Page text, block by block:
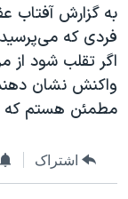
به گزارش
فردی که
اگر تقلب شود از
واکنش نشان
مطمئن هستم که
اشتراک